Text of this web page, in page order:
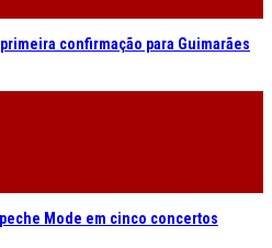
confirmação para Guimarães
Mode em cinco concertos